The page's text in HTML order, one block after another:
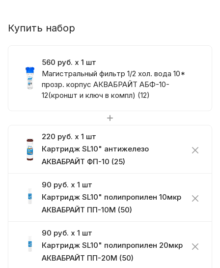
Купить набор
560 руб. x 1 шт
Магистральный фильтр 1/2 хол. вода 10*
прозр. корпус АКВАБРАЙТ АБФ-10-
12(кроншт и ключ в компл) (12)
Картридж SL10" антижелезо
АКВАБРАЙТ ФП-10 (25)
220 руб. x 1 шт
Картридж SL10" полипропилен 10мкр
АКВАБРАЙТ ПП-10М (50)
90 руб. x 1 шт
Картридж SL10" полипропилен 20мкр
АКВАБРАЙТ ПП-20М (50)
90 руб. x 1 шт